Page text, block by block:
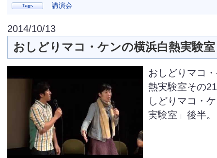
講演会
2014/10/13
おしどりマコ・ケンの横浜白熱実験室
おしどりマコ
熱実験室その
しどりマコ・
実験室」後半。